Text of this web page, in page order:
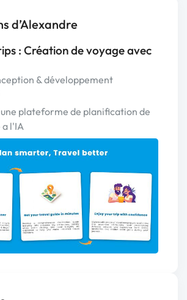
d’Alexandre
: Création de voyage avec
& développement
plateforme de planification de
a l'IA